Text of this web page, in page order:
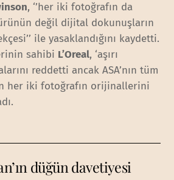
, ‘’her iki fotoğrafın da
ürünün değil dijital dokunuşların
ile yasaklandığını kaydetti.
sahibi L’Oreal, ‘aşırı
reddetti ancak ASA’nın tüm
her iki fotoğrafın orijinallerini
düğün davetiyesi